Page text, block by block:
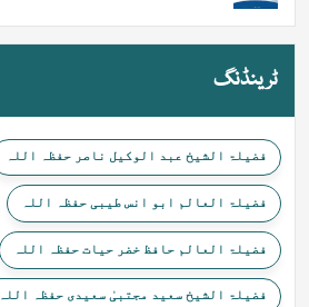
ٹرینڈنگ
فضیلۃ الشیخ عبد الوکیل ناصر حفظہ اللہ
فضیلۃ العالم ابو انس طیبی حفظہ اللہ
فضیلۃ العالم حافظ خضر حیات حفظہ اللہ
فضیلۃ الشیخ سعید مجتبیٰ سعیدی حفظہ اللہ